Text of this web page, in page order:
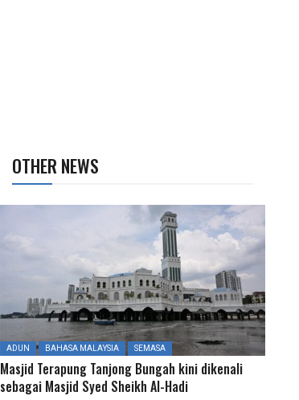
OTHER NEWS
ADUN BAHASA MALAYSIA SEMASA
Masjid Terapung Tanjong Bungah kini dikenali
sebagai Masjid Syed Sheikh Al-Hadi